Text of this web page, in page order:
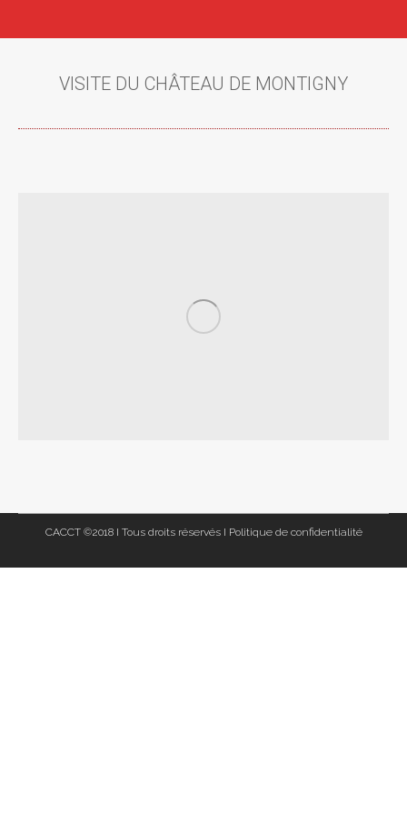
VISITE DU CHÂTEAU DE MONTIGNY
CACCT ©2018 I Tous droits réservés I Politique de confidentialité